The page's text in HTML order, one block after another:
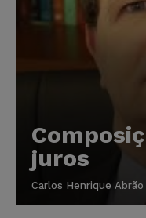
juros
Carlos Henrique Abrão